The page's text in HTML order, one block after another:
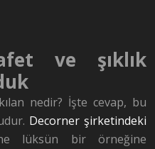
ve şıklık
nedir? İşte cevap, bu
Decorner şirketindeki
lüksün bir örneğine